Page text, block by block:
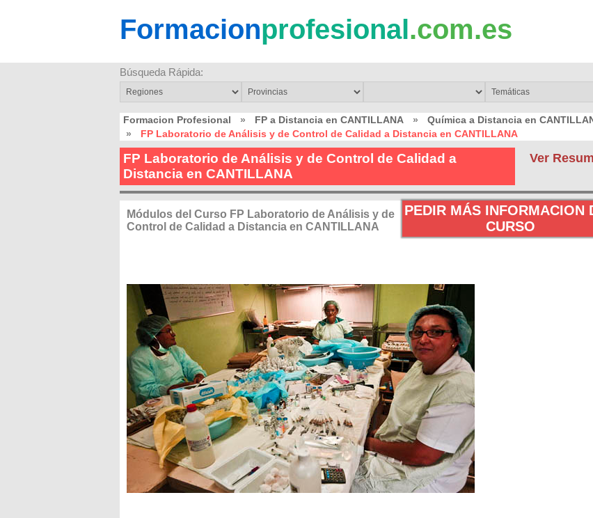
Formacionprofesional.com.es
Búsqueda Rápida:
Formacion Profesional » FP a Distancia en CANTILLANA »
Química a Distancia en
»
FP Laboratorio de Análisis y de Control de Calidad a Distancia en CANTILLANA
Ver
FP Laboratorio de Análisis y de Control de Calidad a
Distancia en CANTILLANA
PEDIR MÁS INFORMACION
CURSO
Módulos del Curso FP Laboratorio de Análisis y de
Control de Calidad a Distancia en CANTILLANA